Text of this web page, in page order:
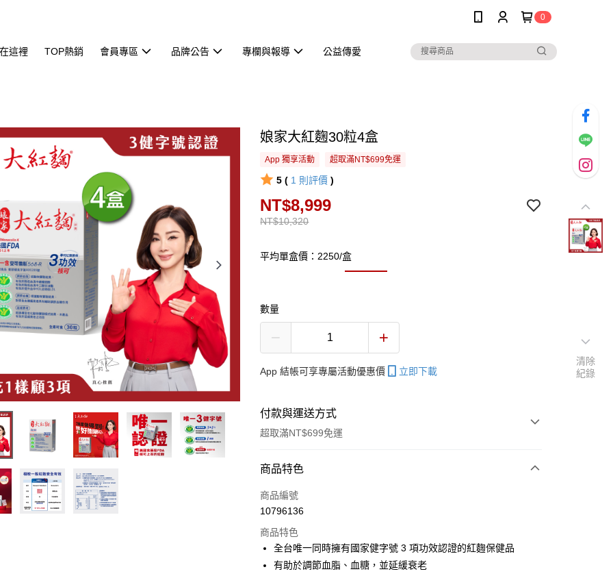
0
這裡 TOP熱銷 會員專區 品牌公告 專欄與報導 公益傳愛
娘家大紅麴30粒4盒
App 獨享活動 超取滿NT$699免運
5 ( 1 則評價 )
NT$10,320
NT$8,999
平均單盒價：2250/盒
數量
App 結帳可享專屬活動優惠價 立即下載
付款與運送方式
超取滿NT$699免運
付款方式
信用卡一次付款
Apple Pay
街口支付
商品特色
商品編號
10796136
商品特色
全台唯一同時擁有國家健字號 3 項功效認證的紅麴保健品
有助於調節血脂、血糖，並延緩衰老
清除
紀錄